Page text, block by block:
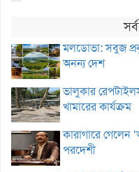
মলডোভা: সবুজ
অনন্য দেশ
ভালুকার
খামারের কার্যক্রম
কারাগারে গেলেন
পরদেশী